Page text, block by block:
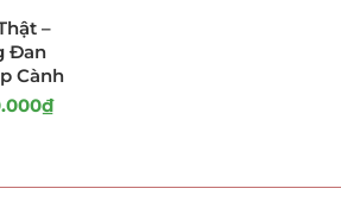
–
Đan
Cành
₫